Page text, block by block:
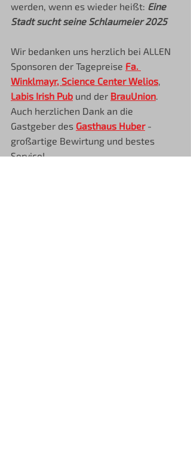
werden, wenn es wieder heißt: Eine
Stadt sucht seine Schlaumeier 2025
Wir bedanken uns herzlich bei ALLEN
Sponsoren der Tagepreise Fa.
Winklmayr, Science Center Welios,
Labis Irish Pub und der BrauUnion.
Auch herzlichen Dank an die
Gastgeber des Gasthaus Huber -
großartige Bewirtung und bestes
Service!